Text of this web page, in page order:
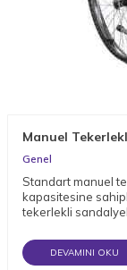
Manuel
Genel
Standart manuel
kapasitesine
tekerlekli
DEVAMINI OKU